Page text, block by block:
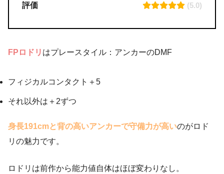
評価 (5.0)
FPロドリ はプレースタイル：アンカーのDMF
フィジカルコンタクト＋5
それ以外は＋2ずつ
身長191cmと背の高いアンカーで守備力が高いのがロド
リの魅力です。
ロドリは前作から能力値自体はほぼ変わりなし。